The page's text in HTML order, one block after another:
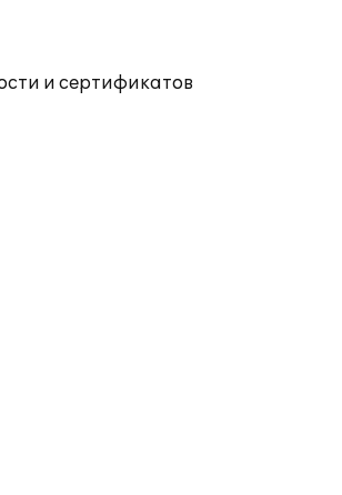
и сертификатов